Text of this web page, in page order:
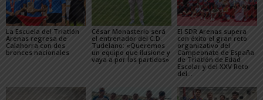
La Escuela del Triatlón
Arenas regresa de
Calahorra con dos
bronces nacionales
César Monasterio será
el entrenador del C.D.
Tudelano: «Queremos
un equipo que ilusione y
vaya a por los partidos»
El SDR Arenas supera
con éxito el gran reto
organizativo del
Campeonato de España
de Triatlón de Edad
Escolar y del XXV Reto
del...